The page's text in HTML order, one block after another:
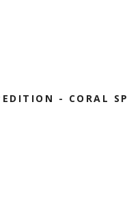
- CORAL